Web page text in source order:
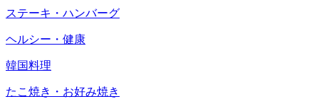
ステーキ・ハンバーグ
ヘルシー・健康
韓国料理
たこ焼き・お好み焼き